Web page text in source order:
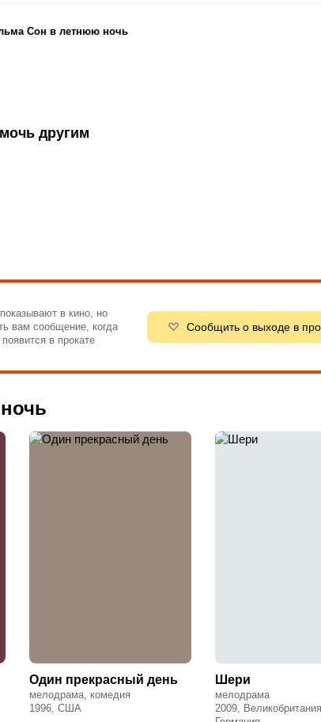
Сон в летнюю ночь
другим
в кино, но
вам сообщение, когда
в прокате
Сообщить о выходе в
Один прекрасный день
мелодрама, комедия
1996, США
Шери
мелодрама
2009,